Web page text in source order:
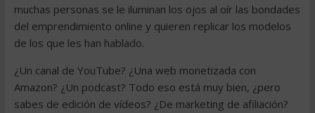
muchas personas se le iluminan los ojos al oír las bondades
del emprendimiento online y quieren replicar los modelos
de los que les han hablado.
¿Un canal de YouTube? ¿Una web monetizada con
Amazon? ¿Un podcast? Todo eso está muy bien, ¿pero
sabes de edición de vídeos? ¿De marketing de afiliación?